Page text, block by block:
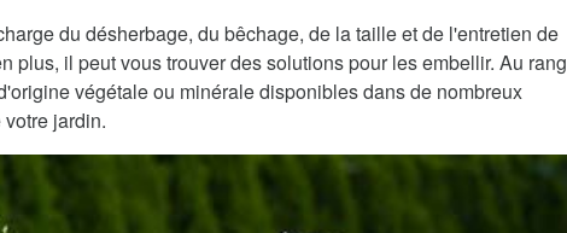
du désherbage, du bêchage, de la taille et de l'entretien de
plus, il peut vous trouver des solutions pour les embellir. Au rang
végétale ou minérale disponibles dans de nombreux
jardin.